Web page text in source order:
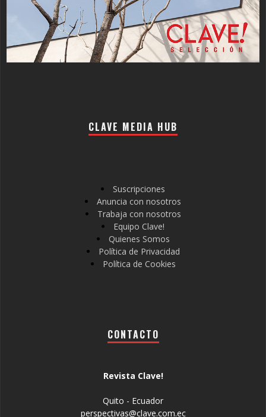
CLAVE MEDIA HUB
Suscripciones
Anuncia con nosotros
Trabaja con nosotros
Equipo Clave!
Quienes Somos
Política de Privacidad
Política de Cookies
CONTACTO
Revista Clave!
Quito - Ecuador
perspectivas@clave.com.ec